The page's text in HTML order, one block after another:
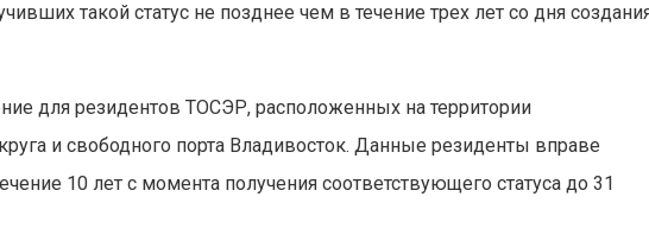
такой статус не позднее чем в течение трех лет со дня
для резидентов ТОСЭР, расположенных на территории
и свободного порта Владивосток. Данные резиденты вправе
10 лет с момента получения соответствующего статуса ‎до 31